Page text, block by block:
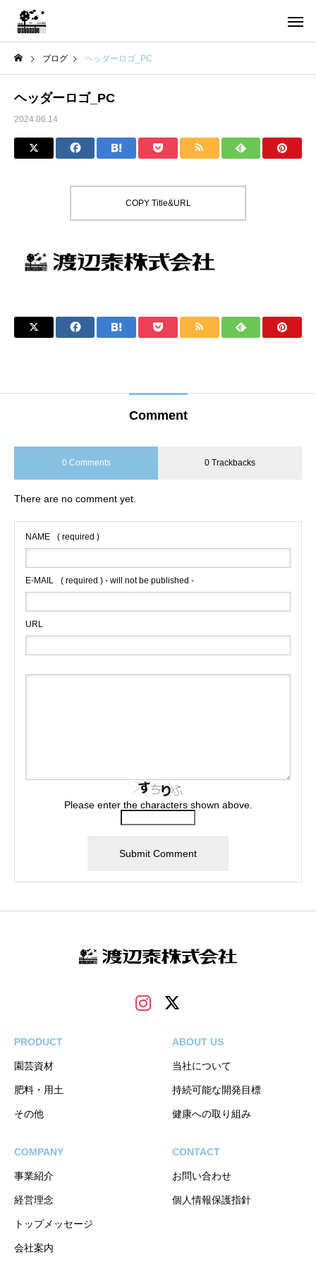
ブログ ヘッダーロゴ_PC
ヘッダーロゴ_PC
2024.06.14
COPY Title&URL
Comment
0 Comments 0 Trackbacks
There are no comment yet.
NAME ( required )
E-MAIL ( required ) - will not be published -
URL
Please enter the characters shown above.
PRODUCT
園芸資材
肥料・用土
その他
ABOUT US
当社について
持続可能な開発目標
健康への取り組み
COMPANY
事業紹介
経営理念
トップメッセージ
会社案内
CONTACT
お問い合わせ
個人情報保護指針